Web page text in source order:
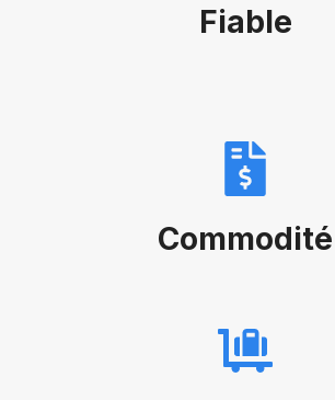
Fiable
Commodité